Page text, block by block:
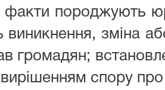
факти породжують
виникнення, зміна
громадян;
вирішенням спору